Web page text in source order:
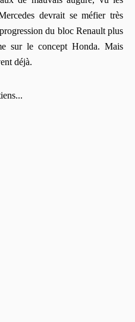
devrait se méfier très
du blocRenault plus
sur le concept Honda. Mais
déjà.